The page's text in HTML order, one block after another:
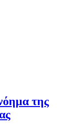
της